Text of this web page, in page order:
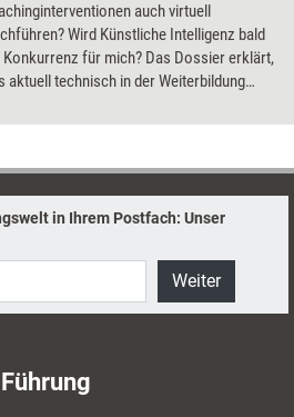
auch virtuell
Wird Künstliche Intelligenz bald
Konkurrenz für mich? Das Dossier erklärt,
aktuell technisch in der Weiterbildung
in Ihrem Postfach: Unser
Weiter
Führung